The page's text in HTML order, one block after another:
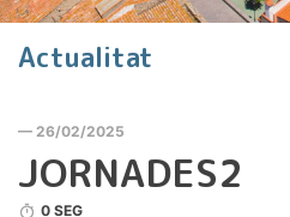
Actualitat
— 26/02/2025
JORNADES2
0 SEG